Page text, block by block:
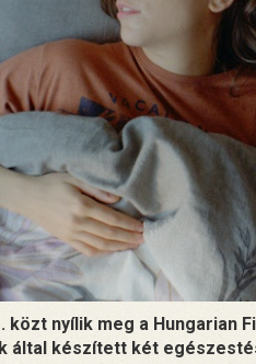
közt nyílik meg a Hungarian
által készített két